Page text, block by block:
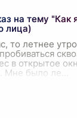
на тему
лица)
то летнее
в открытое
Мне было ле